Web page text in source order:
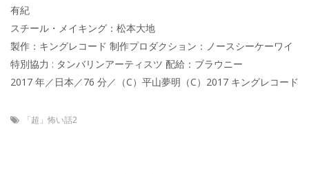
有紀
スチール・メイキング：松本大地
製作：キングレコード 制作プロダクション：ノースシーケーワイ
特別協力 : タンバリンアーティスツ 配給：ブラウニー
2017 年／日本／76 分／（C）平山夢明（C）2017 キングレコード
「超」怖い話2